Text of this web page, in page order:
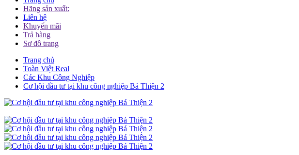
Hãng sản xuất:
Liên hệ
Khuyến mãi
Trả hàng
Sơ đồ trang
Trang chủ
Toàn Việt Real
Các Khu Công Nghiệp
Cơ hội đầu tư tại khu công nghiệp Bá Thiện 2